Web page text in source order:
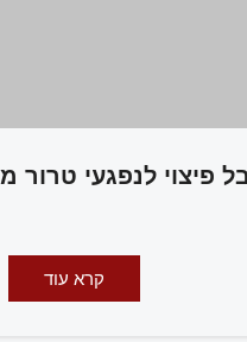
פיצוי לנפגעי
קרא עוד